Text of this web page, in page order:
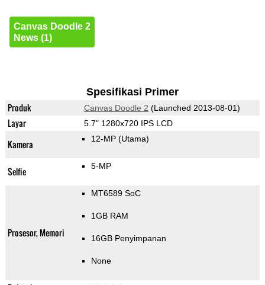
Canvas Doodle 2
News (1)
Spesifikasi Primer
Produk Canvas Doodle 2 (Launched 2013-08-01)
Layar 5.7" 1280x720 IPS LCD
Kamera 12-MP (Utama)
Selfie 5-MP
Prosesor, Memori
MT6589 SoC
1GB RAM
16GB Penyimpanan
None